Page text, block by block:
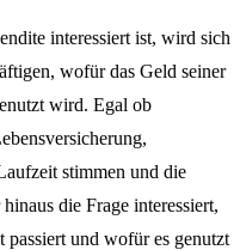
interessiert ist, wird sich
wofür das Geld seiner
wird. Egal ob
stimmen und die
die Frage interessiert,
und wofür es genutzt